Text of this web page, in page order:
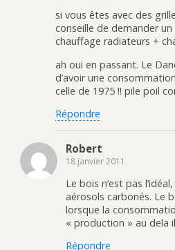
si vous êtes avec des
conseille de demander
chauffage radiateurs +
ah oui en passant. Le
d’avoir une
celle de 1975 !! pile poil
Répondre
Robert
18 janvier 2011
Le bois n’est pas
aérosols carbonés. Le
lorsque la
« production » au dela
Répondre